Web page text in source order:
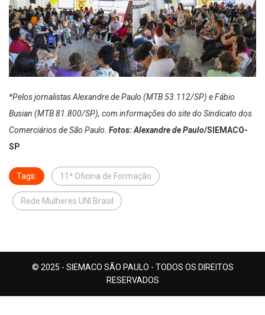
*Pelos jornalistas Alexandre de Paulo (MTB 53.112/SP) e Fábio
Busian (MTB 81.800/SP), com informações do site do Sindicato dos
Comerciários de São Paulo. Fotos: Alexandre de Paulo/SIEMACO-
SP
Tags: 11ª Oficina de Formação
Rede Mulheres UNI Brasil
© 2025 - SIEMACO SÃO PAULO - TODOS OS DIREITOS
RESERVADOS